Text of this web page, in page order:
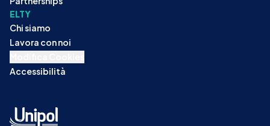
ELTY
Chi siamo
Lavora con noi
Accessibilità